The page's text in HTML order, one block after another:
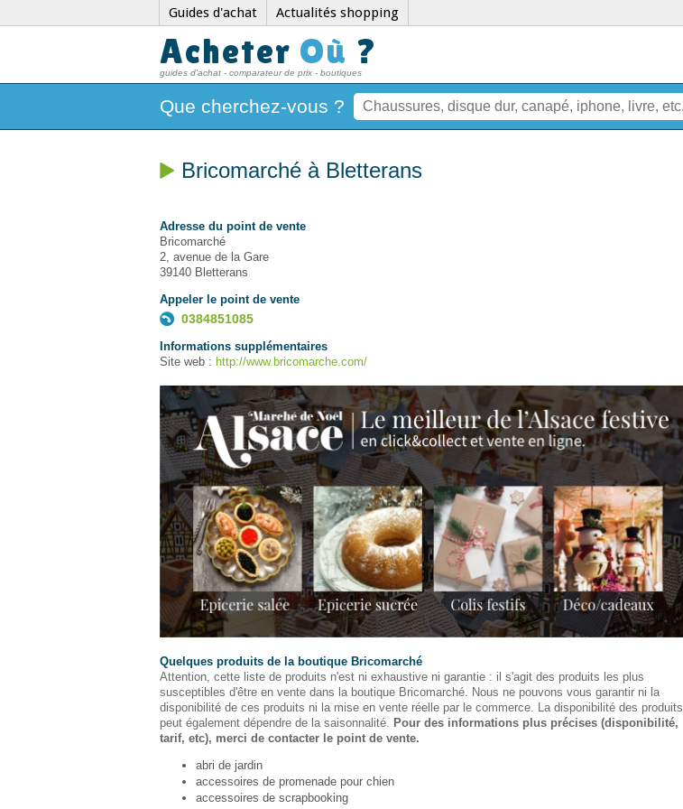
Guides d'achat Actualités shopping
Acheter Où ?
guides d'achat - comparateur de prix - boutiques
Que cherchez-vous ?
Bricomarché à Bletterans
Adresse du point de vente
Bricomarché
2, avenue de la Gare
39140 Bletterans
Appeler le point de vente
0384851085
Informations supplémentaires
Site web : http://www.bricomarche.com/
Quelques produits de la boutique Bricomarché
Attention, cette liste de produits n'est ni exhaustive ni garantie : il s'agit des produits les plus
susceptibles d'être en vente dans la boutique Bricomarché. Nous ne pouvons vous garantir ni la
disponibilité de ces produits ni la mise en vente réelle par le commerce. La disponibilité des produits
peut également dépendre de la saisonnalité.
Pour des informations plus précises (disponibilité,
tarif, etc), merci de contacter le point de vente.
abri de jardin
accessoires de promenade pour chien
accessoires de scrapbooking